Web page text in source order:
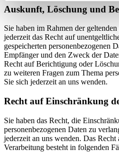
Auskunft, Löschung und
Sie haben im Rahmen der
jederzeit das Recht auf
gespeicherten personenbezogenen
Empfänger und den Zweck der
Recht auf Berichtigung oder
zu weiteren Fragen zum Thema
Sie sich jederzeit an uns wenden.
Recht auf Einschränkung
Sie haben das Recht, die
personenbezogenen Daten zu
jederzeit an uns wenden. Das
Verarbeitung besteht in folgenden